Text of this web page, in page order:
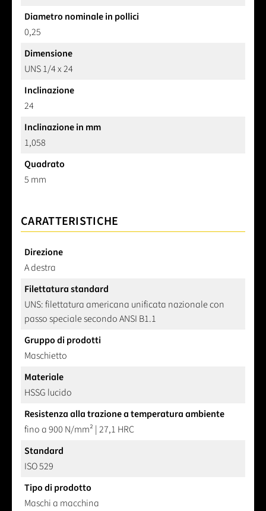
Diametro nominale in pollici
0,25
Dimensione
UNS 1/4 x 24
Inclinazione
24
Inclinazione in mm
1,058
Quadrato
5 mm
CARATTERISTICHE
Direzione
A destra
Filettatura standard
UNS: filettatura americana unificata nazionale con
passo speciale secondo ANSI B1.1
Gruppo di prodotti
Maschietto
Materiale
HSSG lucido
Resistenza alla trazione a temperatura ambiente
fino a 900 N/mm² | 27,1 HRC
Standard
ISO 529
Tipo di prodotto
Maschi a macchina